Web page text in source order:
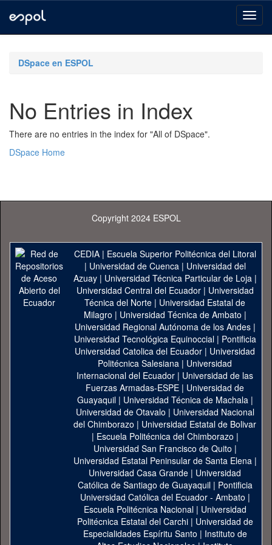
navigationDSpace en ESPOL
No Entries in Index
There are no entries in the index for "All of DSpace".
DSpace Home
Copyright 2024 ESPOL
CEDIA| Escuela Superior Politécnica del Litoral
| Universidad de Cuenca| Universidad del
Azuay| Universidad Técnica Particular de Loja|
Universidad Central del Ecuador| Universidad
Técnica del Norte | Universidad Estatal de
Milagro | Universidad Técnica de Ambato |
Universidad Regional Autónoma de los Andes|
Universidad Tecnológica Equinoccial| Pontificia
Universidad Catolica del Ecuador | Universidad
Politécnica Salesiana | Universidad
Internacional del Ecuador | Universidad de las
Fuerzas Armadas-ESPE | Universidad de
Guayaquil| Universidad Técnica de Machala|
Universidad de Otavalo | Universidad Nacional
del Chimborazo | Universidad Estatal de Bolivar
| Escuela Politécnica del Chimborazo |
Universidad San Francisco de Quito |
Universidad Estatal Peninsular de Santa Elena|
Universidad Casa Grande | Universidad
Católica de Santiago de Guayaquil| Pontificia
Universidad Católica del Ecuador - Ambato |
Escuela Politécnica Nacional| Universidad
Politécnica Estatal del Carchi| Universidad de
Especialidades Espíritu Santo | Instituto de